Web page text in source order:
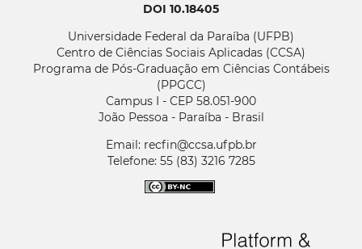
DOI 10.18405
Universidade Federal da Paraíba (UFPB)
Centro de Ciências Sociais Aplicadas (CCSA)
Programa de Pós-Graduação em Ciências Contábeis
(PPGCC)
Campus I - CEP 58.051-900
João Pessoa - Paraíba - Brasil
Email: recfin@ccsa.ufpb.br
Telefone: 55 (83) 3216 7285